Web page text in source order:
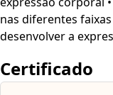
nas diferentes
desenvolver a
Certificado